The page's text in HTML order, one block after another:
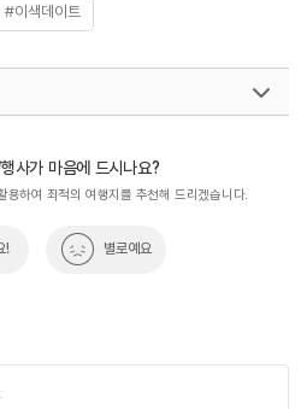
#이색데이트
사가 마음에 드시나요?
용하여 최적의 여행지를 추천해 드리겠습니다.
! 별로예요